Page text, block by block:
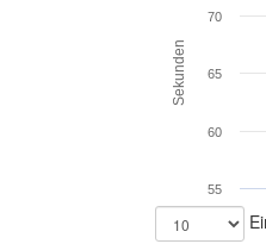
Sekunden
55
60
65
70